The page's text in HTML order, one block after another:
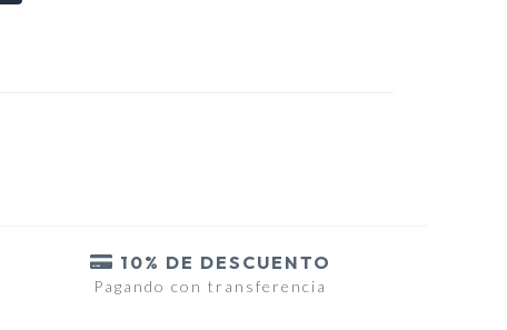
10% DE DESCUENTO
Pagando con transferencia